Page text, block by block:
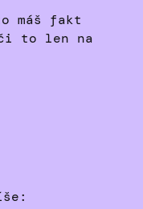
máš fakt
to len na